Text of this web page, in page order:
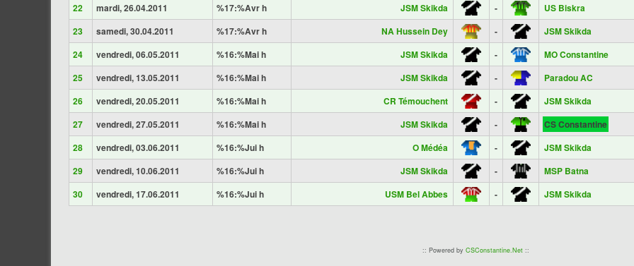
22
mardi, 26.04.2011 %17:%Avr h JSM Skikda -
US Biskra
23
samedi, 30.04.2011 %17:%Avr h NA Hussein Dey -
JSM Skikda
24
vendredi, 06.05.2011 %16:%Mai h JSM Skikda -
MO Constantine
25
vendredi, 13.05.2011 %16:%Mai h JSM Skikda -
Paradou AC
26
vendredi, 20.05.2011 %16:%Mai h CR Témouchent -
JSM Skikda
27
vendredi, 27.05.2011 %16:%Mai h JSM Skikda -
CS Constantine
28
vendredi, 03.06.2011 %16:%Jui h O Médéa -
JSM Skikda
29
vendredi, 10.06.2011 %16:%Jui h JSM Skikda -
MSP Batna
30
vendredi, 17.06.2011 %16:%Jui h USM Bel Abbes - JSM Skikda
:: Powered by CSConstantine.Net::